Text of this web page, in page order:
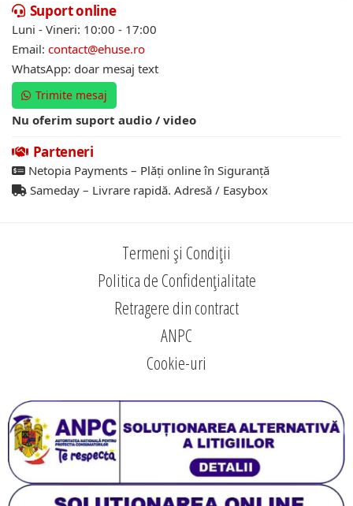
Suport online
Luni - Vineri: 10:00 - 17:00
Email: contact@ehuse.ro
WhatsApp: doar mesaj text
Trimite mesaj
Nu oferim suport audio / video
Parteneri
Netopia Payments – Plăți online în Siguranță
Sameday – Livrare rapidă. Adresă / Easybox
Termeni și Condiții
Politica de Confidențialitate
Retragere din contract
ANPC
Cookie-uri